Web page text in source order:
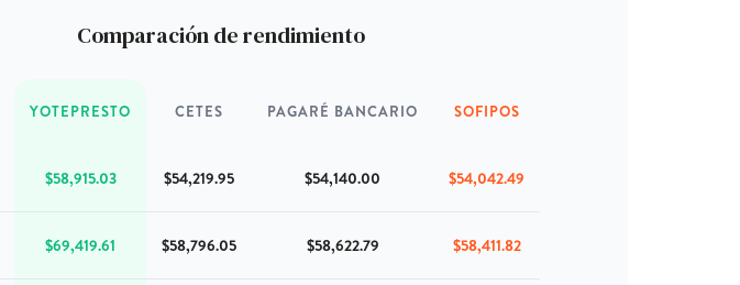
Comparación de rendimiento
YOTEPRESTO CETES PAGARÉ BANCARIO SOFIPOS
$58,915.03 $54,219.95 $54,140.00 $54,042.49
$69,419.61 $58,796.05 $58,622.79 $58,411.82